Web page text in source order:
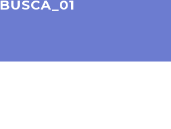
BUSCA_01